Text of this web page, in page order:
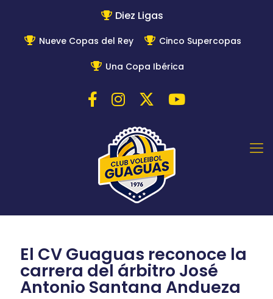
Diez Ligas
Nueve Copas del Rey Cinco Supercopas
Una Copa Ibérica
El CV Guaguas reconoce la
carrera del árbitro José
Antonio Santana Andueza